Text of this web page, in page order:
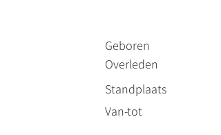
Geboren
Overleden
Standplaats
Van-tot